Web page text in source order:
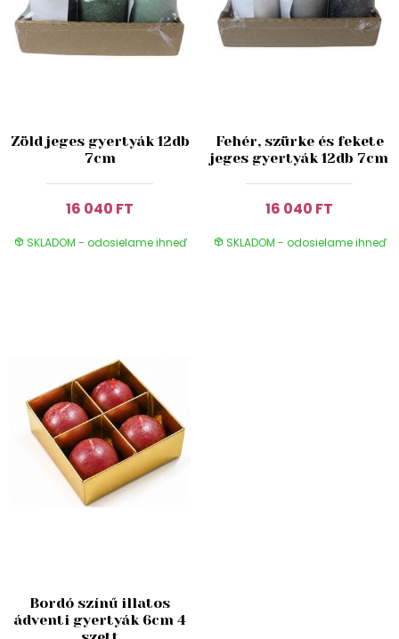
Zöld jeges gyertyák 12db
7cm
16 040 FT
SKLADOM - odosielame ihneď
Fehér, szürke és fekete
jeges gyertyák 12db 7cm
16 040 FT
SKLADOM - odosielame ihneď
Bordó színű illatos
ádventi gyertyák 6cm 4